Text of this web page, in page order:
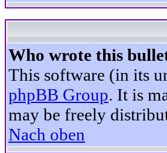
Who wrote this
This software (in its
phpBB Group. It is
may be freely
Nach oben